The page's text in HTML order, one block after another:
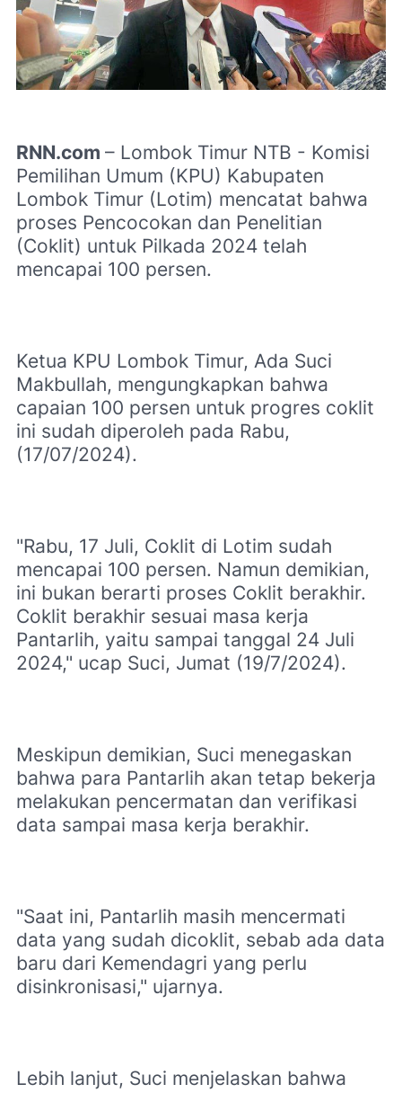
RNN.com – Lombok Timur NTB - Komisi
Pemilihan Umum (KPU) Kabupaten
Lombok Timur (Lotim) mencatat bahwa
proses Pencocokan dan Penelitian
(Coklit) untuk Pilkada 2024 telah
mencapai 100 persen.
Ketua KPU Lombok Timur, Ada Suci
Makbullah, mengungkapkan bahwa
capaian 100 persen untuk progres coklit
ini sudah diperoleh pada Rabu,
(17/07/2024).
"Rabu, 17 Juli, Coklit di Lotim sudah
mencapai 100 persen. Namun demikian,
ini bukan berarti proses Coklit berakhir.
Coklit berakhir sesuai masa kerja
Pantarlih, yaitu sampai tanggal 24 Juli
2024," ucap Suci, Jumat (19/7/2024).
Meskipun demikian, Suci menegaskan
bahwa para Pantarlih akan tetap bekerja
melakukan pencermatan dan verifikasi
data sampai masa kerja berakhir.
"Saat ini, Pantarlih masih mencermati
data yang sudah dicoklit, sebab ada data
baru dari Kemendagri yang perlu
disinkronisasi," ujarnya.
Lebih lanjut, Suci menjelaskan bahwa